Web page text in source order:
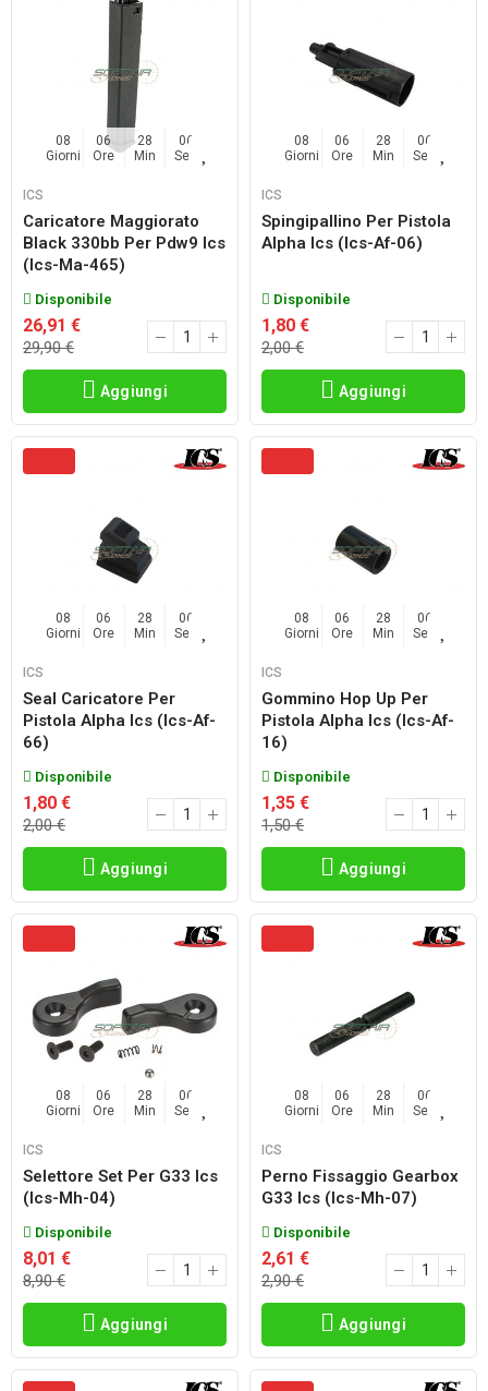
08
Giorni
06
Ore
28
Min
04
Sec
ICS
Caricatore Maggiorato
Black 330bb Per Pdw9 Ics
(ics-Ma-465)
Disponibile
26,91 €
29,90 €
Aggiungi
08
Giorni
06
Ore
28
Min
04
Sec
ICS
Spingipallino Per Pistola
Alpha Ics (ics-Af-06)
Disponibile
1,80 €
2,00 €
Aggiungi
08
Giorni
06
Ore
28
Min
04
Sec
ICS
Seal Caricatore Per
Pistola Alpha Ics (ics-Af-
66)
Disponibile
1,80 €
2,00 €
Aggiungi
08
Giorni
06
Ore
28
Min
04
Sec
ICS
Gommino Hop Up Per
Pistola Alpha Ics (ics-Af-
16)
Disponibile
1,35 €
1,50 €
Aggiungi
08
Giorni
06
Ore
28
Min
04
Sec
ICS
Selettore Set Per G33 Ics
(ics-Mh-04)
Disponibile
8,01 €
8,90 €
Aggiungi
08
Giorni
06
Ore
28
Min
04
Sec
ICS
Perno Fissaggio Gearbox
G33 Ics (ics-Mh-07)
Disponibile
2,61 €
2,90 €
Aggiungi